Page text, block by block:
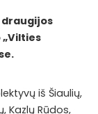
draugijos
iš Šiaulių,
Kazlų Rūdos,